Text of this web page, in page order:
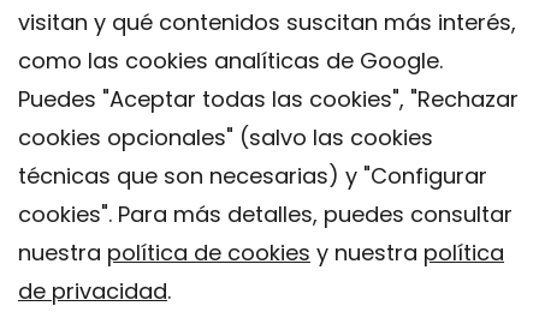
visitan y qué contenidos suscitan más interés,
como las cookies analíticas de Google.
Puedes "Aceptar todas las cookies", "Rechazar
cookies opcionales" (salvo las cookies
técnicas que son necesarias) y "Configurar
cookies". Para más detalles, puedes consultar
nuestra política de cookies y nuestra política
de privacidad.
Contacto
Política de privacidad
Política de Cookies